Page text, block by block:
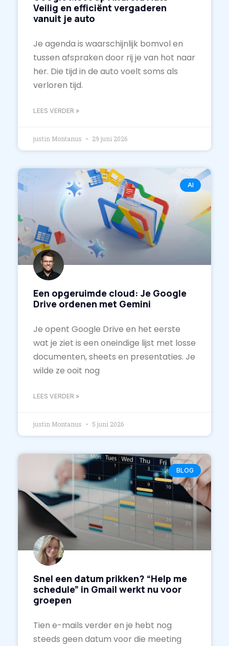
Veilig en efficiënt vergaderen
vanuit je auto
Je agenda is waarschijnlijk bomvol en
tussen afspraken door rij je van hot naar
her. Die tijd in de auto voelt soms als
verloren tijd.
LEES VERDER »
justin Montanus 29 juni 2026
AI
Een opgeruimde cloud: Je Google
Drive ordenen met Gemini
Je opent Google Drive en het eerste
wat je ziet is een oneindige lijst met losse
documenten, sheets en presentaties. Je
wilde ze ooit nog
LEES VERDER »
justin Montanus 5 juni 2026
BLOG
Snel een datum prikken? “Help me
schedule” in Gmail werkt nu voor
groepen
Tien e-mails verder en je hebt nog
steeds geen datum voor die meeting